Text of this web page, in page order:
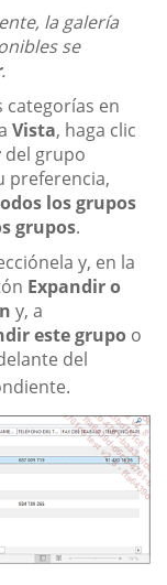
la galería
se
.
en
Vista, haga clic
del grupo
preferencia,
los grupos
grupos.
y, en la
Expandir o
y, a
este grupo o
del